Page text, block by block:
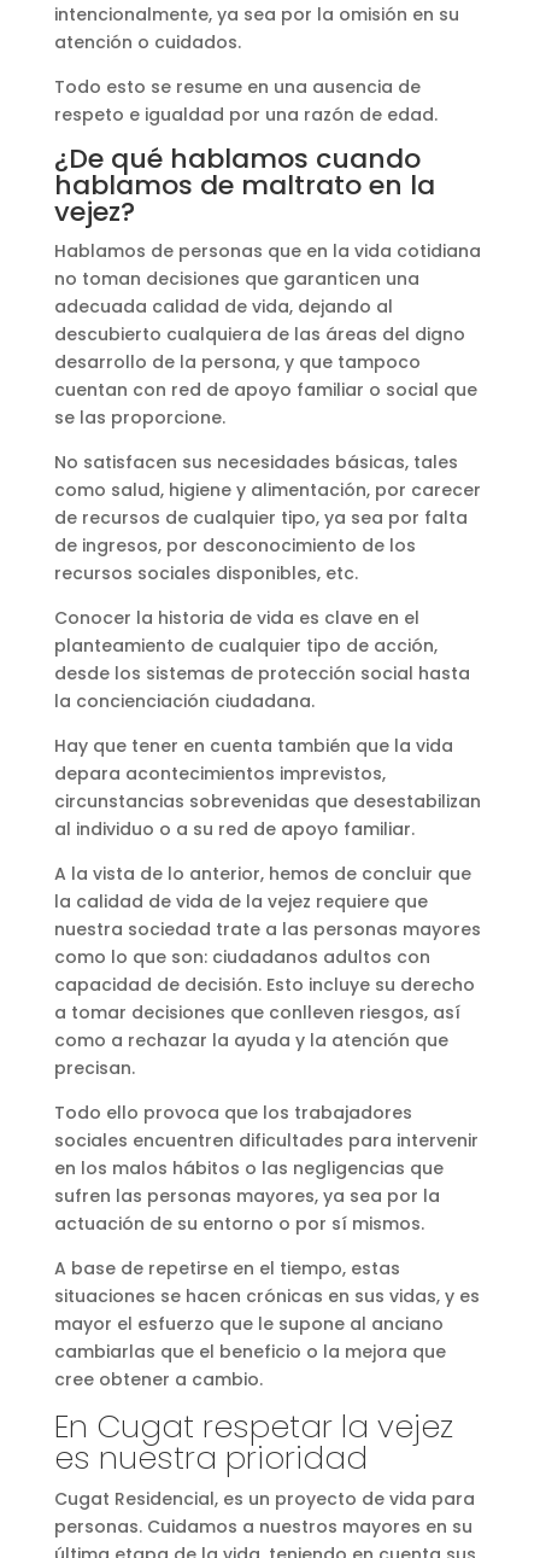
intencionalmente, ya sea por la omisión en su
atención o cuidados.
Todo esto se resume en una ausencia de
respeto e igualdad por una razón de edad.
¿De qué hablamos cuando
hablamos de maltrato en la
vejez?
Hablamos de personas que en la vida cotidiana
no toman decisiones que garanticen una
adecuada calidad de vida, dejando al
descubierto cualquiera de las áreas del digno
desarrollo de la persona, y que tampoco
cuentan con red de apoyo familiar o social que
se las proporcione.
No satisfacen sus necesidades básicas, tales
como salud, higiene y alimentación, por carecer
de recursos de cualquier tipo, ya sea por falta
de ingresos, por desconocimiento de los
recursos sociales disponibles, etc.
Conocer la historia de vida es clave en el
planteamiento de cualquier tipo de acción,
desde los sistemas de protección social hasta
la concienciación ciudadana.
Hay que tener en cuenta también que la vida
depara acontecimientos imprevistos,
circunstancias sobrevenidas que desestabilizan
al individuo o a su red de apoyo familiar.
A la vista de lo anterior, hemos de concluir que
la calidad de vida de la vejez requiere que
nuestra sociedad trate a las personas mayores
como lo que son: ciudadanos adultos con
capacidad de decisión. Esto incluye su derecho
a tomar decisiones que conlleven riesgos, así
como a rechazar la ayuda y la atención que
precisan.
Todo ello provoca que los trabajadores
sociales encuentren dificultades para intervenir
en los malos hábitos o las negligencias que
sufren las personas mayores, ya sea por la
actuación de su entorno o por sí mismos.
A base de repetirse en el tiempo, estas
situaciones se hacen crónicas en sus vidas, y es
mayor el esfuerzo que le supone al anciano
cambiarlas que el beneficio o la mejora que
cree obtener a cambio.
En Cugat respetar la vejez
es nuestra prioridad
Cugat Residencial, es un proyecto de vida para
personas. Cuidamos a nuestros mayores en su